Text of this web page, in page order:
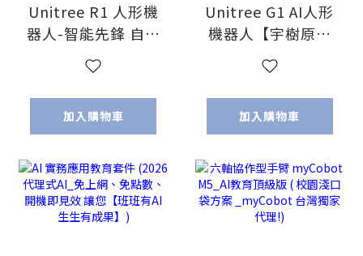
Unitree R1 人形機
器人-智能先鋒 自由
改造【宇樹原廠指
定代理】
加入購物車
Unitree G1 AI人形
機器人【宇樹原廠
指定代理】2026春
晚同款 武術機器人
加入購物車